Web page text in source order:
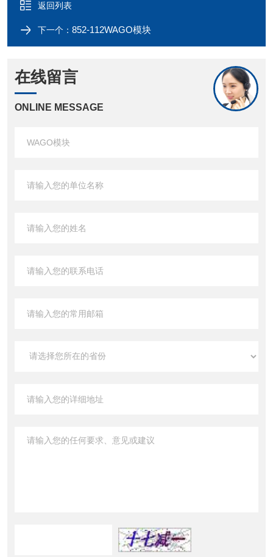
返回列表
下一个： 852-112WAGO模块
在线留言
ONLINE MESSAGE